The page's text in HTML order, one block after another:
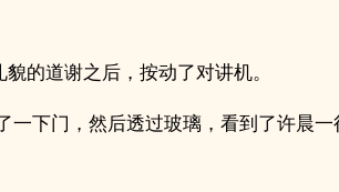
的道谢之后，按动了对讲机。
一下门，然后透过玻璃，看到了许晨一